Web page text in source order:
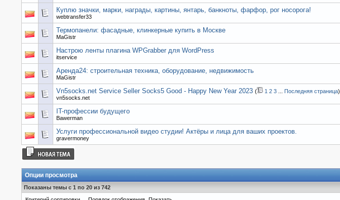
Куплю значки, марки, награды, картины, янтарь, банкноты, фарфор, рог носорога!
webtransfer33
Термопанели: фасадные, клинкерные купить в Москве
MaGistr
Настрою ленты плагина WPGrabber для WordPress
itservice
Аренда24: строительная техника, оборудование, недвижимость
MaGistr
Vn5socks.net Service Seller Socks5 Good - Happy New Year 2023 ( 1 2 3 Последняя страница)
vn5socks.net
IT-профессии будущего
Bawerman
Услуги профессиональной видео студии! Актёры и лица для ваших проектов.
gravermoney
Опции просмотра
Показаны темы с 1 по 20 из 742